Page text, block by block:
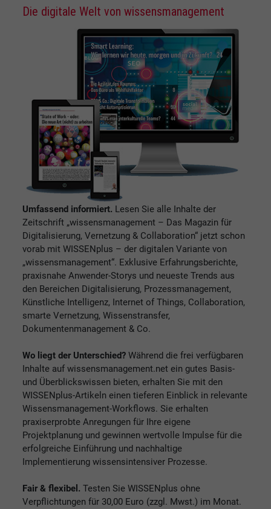
Die digitale Welt von wissensmanagement
Umfassend informiert. Lesen Sie alle Inhalte der
Zeitschrift „wissensmanagement – Das Magazin für
Digitalisierung, Vernetzung & Collaboration“ jetzt schon
vorab mit WISSENplus – der digitalen Variante von
„wissensmanagement“. Exklusive Erfahrungsberichte,
praxisnahe Anwender-Storys und neueste Trends aus
den Bereichen Digitalisierung, Prozessmanagement,
Künstliche Intelligenz, Internet of Things, Collaboration,
smarte Vernetzung, Wissenstransfer,
Dokumentenmanagement & Co.
Wo liegt der Unterschied? Während die frei verfügbaren
Inhalte auf wissensmanagement.net ein gutes Basis-
und Überblickswissen bieten, erhalten Sie mit den
WISSENplus-Artikeln einen tieferen Einblick in relevante
Wissensmanagement-Workflows. Sie erhalten
praxiserprobte Anregungen für Ihre eigene
Projektplanung und gewinnen wertvolle Impulse für die
erfolgreiche Einführung und nachhaltige
Implementierung wissensintensiver Prozesse.
Fair & flexibel. Testen Sie WISSENplus ohne
Verpflichtungen für 30,00 Euro (zzgl. Mwst.) im Monat.